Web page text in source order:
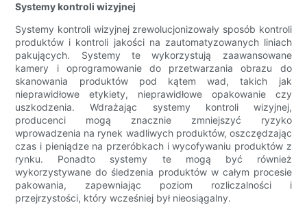
Systemy kontroli wizyjnej
Systemy kontroli wizyjnej zrewolucjonizowały sposób kontroli
produktów i kontroli jakości na zautomatyzowanych liniach
pakujących. Systemy te wykorzystują zaawansowane
kamery i oprogramowanie do przetwarzania obrazu do
skanowania produktów pod kątem wad, takich jak
nieprawidłowe etykiety, nieprawidłowe opakowanie czy
uszkodzenia. Wdrażając systemy kontroli wizyjnej,
producenci mogą znacznie zmniejszyć ryzyko
wprowadzenia na rynek wadliwych produktów, oszczędzając
czas i pieniądze na przeróbkach i wycofywaniu produktów z
rynku. Ponadto systemy te mogą być również
wykorzystywane do śledzenia produktów w całym procesie
pakowania, zapewniając poziom rozliczalności i
przejrzystości, który wcześniej był nieosiągalny.